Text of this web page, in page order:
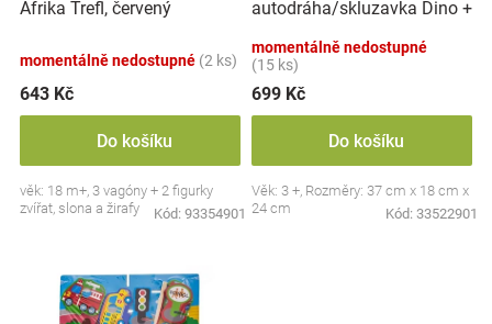
Blog
Hračkářství
Přihlášení
u
t
ů
Afrika Trefl, červený
momentálně nedostupné (2 ks)
643 Kč
Do košíku
věk: 18 m+, 3 vagóny + 2 figurky
zvířat, slona a žirafy
Kód: 93354901
autodráha/skluzavka Dino +
momentálně nedostupné
(15 ks)
699 Kč
Do košíku
Věk: 3 +, Rozměry: 37 cm x 18 cm x
24 cm
Kód: 33522901